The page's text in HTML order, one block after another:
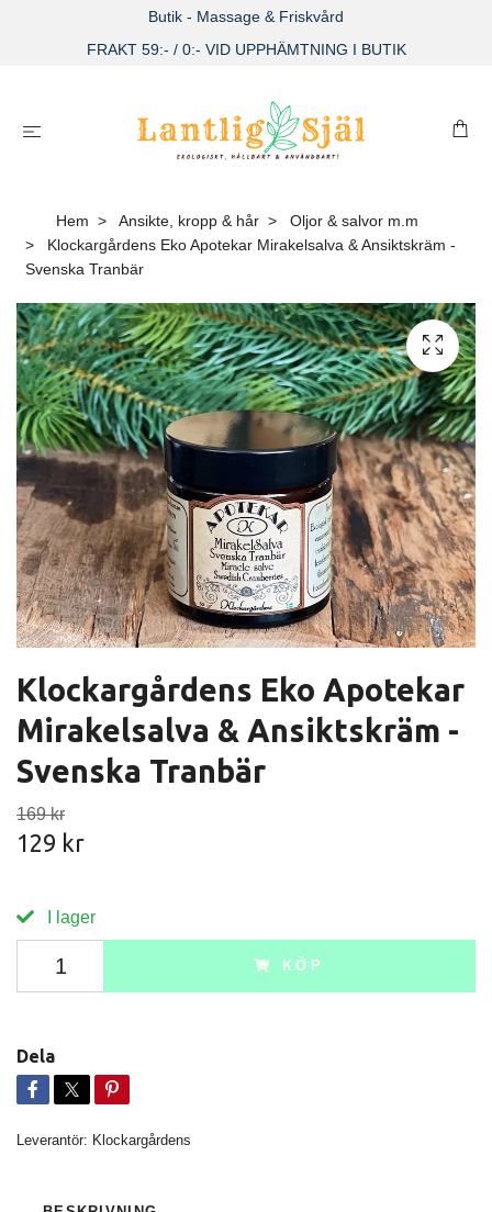
Butik - Massage & Friskvård
FRAKT 59:- / 0:- VID UPPHÄMTNING I BUTIK
Hem Ansikte, kropp & hår
Oljor & salvor m.m
Klockargårdens Eko Apotekar Mirakelsalva & Ansiktskräm -
Svenska Tranbär
Klockargårdens Eko Apotekar
Mirakelsalva & Ansiktskräm -
Svenska Tranbär
169 kr
129 kr
I lager
KÖP
Dela
Leverantör: Klockargårdens